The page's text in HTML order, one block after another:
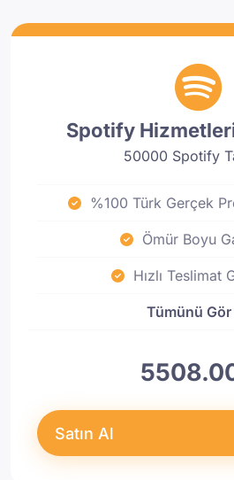
Spotify
50000 Spotify
%100 Türk Gerçek
Ömür Boyu
Hızlı Teslimat
Tümünü Gör
Satın Al